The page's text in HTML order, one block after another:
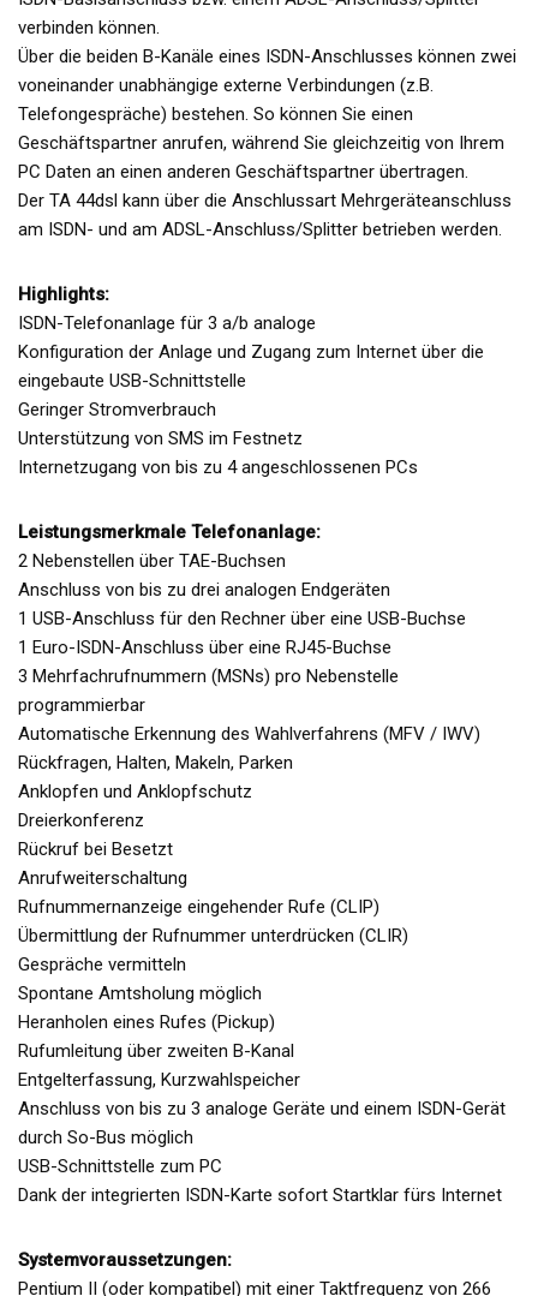
verbinden können.
Über die beiden B-Kanäle eines ISDN-Anschlusses können zwei
voneinander unabhängige externe Verbindungen (z.B.
Telefongespräche) bestehen. So können Sie einen
Geschäftspartner anrufen, während Sie gleichzeitig von Ihrem
PC Daten an einen anderen Geschäftspartner übertragen.
Der TA 44dsl kann über die Anschlussart Mehrgeräteanschluss
am ISDN- und am ADSL-Anschluss/Splitter betrieben werden.
Highlights:
ISDN-Telefonanlage für 3 a/b analoge
Konfiguration der Anlage und Zugang zum Internet über die
eingebaute USB-Schnittstelle
Geringer Stromverbrauch
Unterstützung von SMS im Festnetz
Internetzugang von bis zu 4 angeschlossenen PCs
Leistungsmerkmale Telefonanlage:
2 Nebenstellen über TAE-Buchsen
Anschluss von bis zu drei analogen Endgeräten
1 USB-Anschluss für den Rechner über eine USB-Buchse
1 Euro-ISDN-Anschluss über eine RJ45-Buchse
3 Mehrfachrufnummern (MSNs) pro Nebenstelle
programmierbar
Automatische Erkennung des Wahlverfahrens (MFV / IWV)
Rückfragen, Halten, Makeln, Parken
Anklopfen und Anklopfschutz
Dreierkonferenz
Rückruf bei Besetzt
Anrufweiterschaltung
Rufnummernanzeige eingehender Rufe (CLIP)
Übermittlung der Rufnummer unterdrücken (CLIR)
Gespräche vermitteln
Spontane Amtsholung möglich
Heranholen eines Rufes (Pickup)
Rufumleitung über zweiten B-Kanal
Entgelterfassung, Kurzwahlspeicher
Anschluss von bis zu 3 analoge Geräte und einem ISDN-Gerät
durch So-Bus möglich
USB-Schnittstelle zum PC
Dank der integrierten ISDN-Karte sofort Startklar fürs Internet
Systemvoraussetzungen:
Pentium II (oder kompatibel) mit einer Taktfrequenz von 266